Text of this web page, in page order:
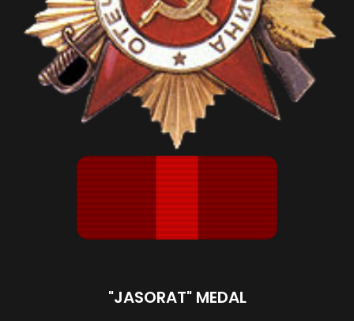
"JASORAT" MEDAL